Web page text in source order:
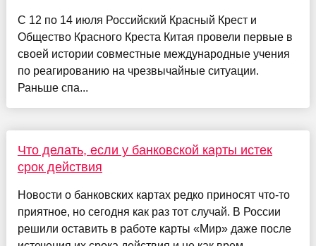
С 12 по 14 июля Российский Красный Крест и
Общество Красного Креста Китая провели первые в
своей истории совместные международные учения
по реагированию на чрезвычайные ситуации.
Раньше спа...
Что делать, если у банковской карты истек
срок действия
Новости о банковских картах редко приносят что-то
приятное, но сегодня как раз тот случай. В России
решили оставить в работе карты «Мир» даже после